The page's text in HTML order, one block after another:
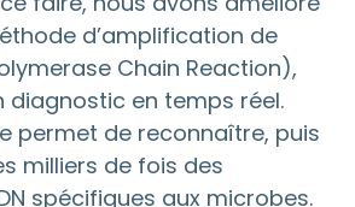
d’amplification de
Chain Reaction),
diagnostic en temps réel.
permet de reconnaître, puis
milliers de fois des
spécifiques aux microbes.